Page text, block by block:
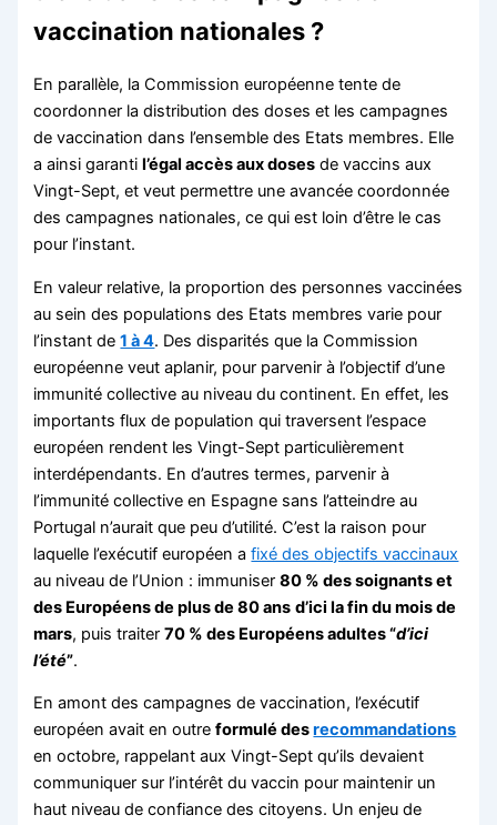
vaccination nationales ?
En parallèle, la Commission européenne tente de
coordonner la distribution des doses et les campagnes
de vaccination dans l’ensemble des Etats membres. Elle
a ainsi garantil’égal accès aux doses de vaccins aux
Vingt-Sept, et veut permettre une avancée coordonnée
des campagnes nationales, ce qui est loin d’être le cas
pour l’instant.
En valeur relative, la proportion des personnes vaccinées
au sein des populations des Etats membres varie pour
l’instant de1 à 4. Des disparités que la Commission
européenne veut aplanir, pour parvenir à l’objectif d’une
immunité collective au niveau du continent. En effet, les
importants flux de population qui traversent l’espace
européen rendent les Vingt-Sept particulièrement
interdépendants. En d’autres termes, parvenir à
l’immunité collective en Espagne sans l’atteindre au
Portugal n’aurait que peu d’utilité. C’est la raison pour
laquelle l’exécutif européen afixé des objectifs vaccinaux
au niveau de l’Union : immuniser80 % des soignants et
des Européens de plus de 80 ans d’ici la fin du mois de
mars, puis traiter70 % des Européens adultes “d’ici
l’été”.
En amont des campagnes de vaccination, l’exécutif
européen avait en outreformulé desrecommandations
en octobre, rappelant aux Vingt-Sept qu’ils devaient
communiquer sur l’intérêt du vaccin pour maintenir un
haut niveau de confiance des citoyens. Un enjeu de